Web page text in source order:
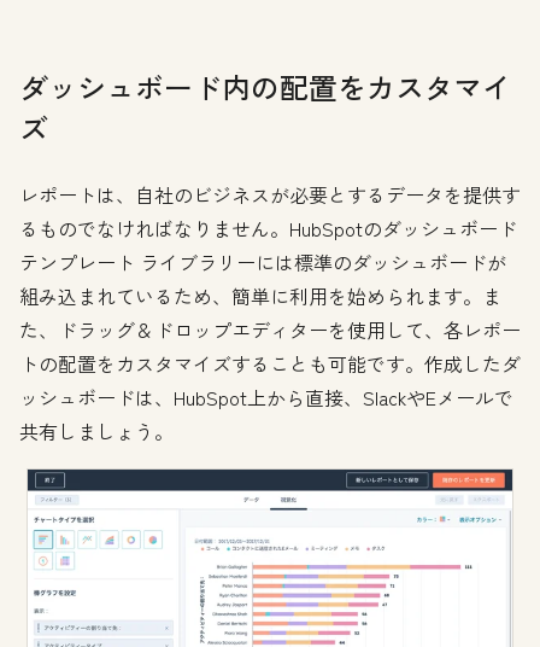
ダッシュボード内の配置をカスタマイ
ズ
レポートは、自社のビジネスが必要とするデータを提供す
るものでなければなりません。HubSpotのダッシュボード
テンプレート ライブラリーには標準のダッシュボードが
組み込まれているため、簡単に利用を始められます。ま
た、ドラッグ＆ドロップエディターを使用して、各レポー
トの配置をカスタマイズすることも可能です。作成したダ
ッシュボードは、HubSpot上から直接、SlackやEメールで
共有しましょう。